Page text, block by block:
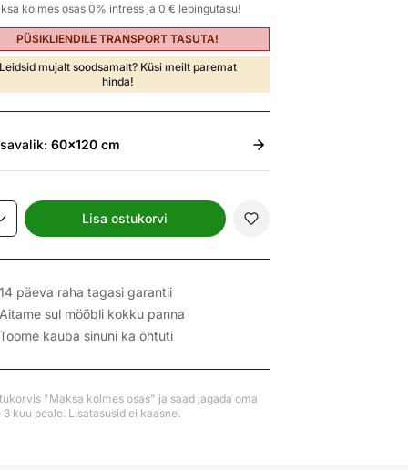
kolmes osas 0% intress ja 0 € lepingutasu!
PÜSIKLIENDILE TRANSPORT TASUTA!
mujalt soodsamalt? Küsi meilt paremat
hinda!
60x120 cm
Lisa ostukorvi
päeva raha tagasi garantii
sul mööbli kokku panna
kauba sinuni ka õhtuti
"Maksa kolmes osas" ja saad jagada oma
kuu peale. Lisatasusid ei kaasne.